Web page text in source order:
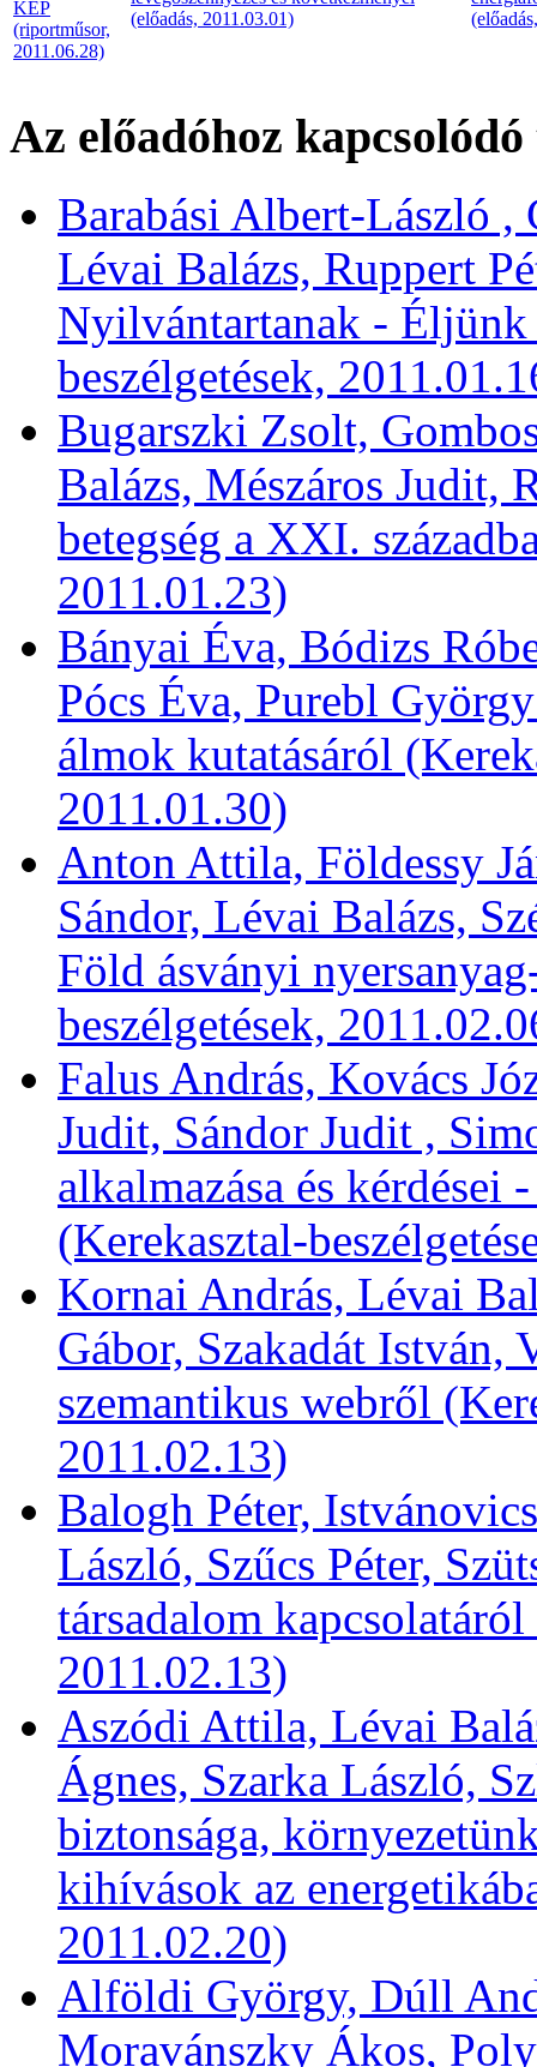
KÉP
(riportműsor,
2011.06.28)
(előadás, 2011.03.01)
Az előadóhoz
Barabási Albert-László ,
Lévai Balázs, Ruppert
Nyilvántartanak - Éljünk
beszélgetések,
Bugarszki Zsolt,
Balázs, Mészáros Judit,
betegség a XXI.
2011.01.23)
Bányai Éva, Bódizs
Pócs Éva, Purebl
álmok kutatásáról
2011.01.30)
Anton Attila, Földessy
Sándor, Lévai Balázs,
Föld ásványi
beszélgetések,
Falus András, Kovács
Judit, Sándor Judit ,
alkalmazása és kérdései
(Kerekasztal-
Kornai András, Lévai
Gábor, Szakadát István,
szemantikus webről
2011.02.13)
Balogh Péter,
László, Szűcs Péter,
társadalom
2011.02.13)
Aszódi Attila, Lévai
Ágnes, Szarka László,
biztonsága,
kihívások az
2011.02.20)
Alföldi György, Dúll
Moravánszky Ákos,